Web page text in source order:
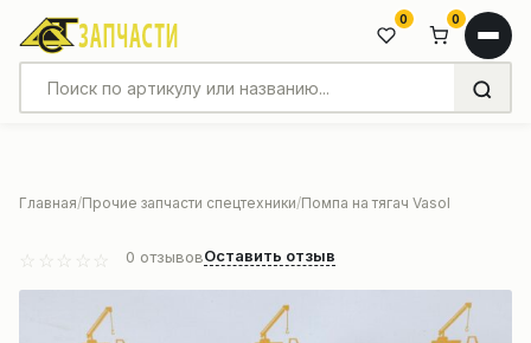
0 0
Главная Прочие запчасти спецтехники Помпа на тягач Vasol
0 отзывовОставить отзыв